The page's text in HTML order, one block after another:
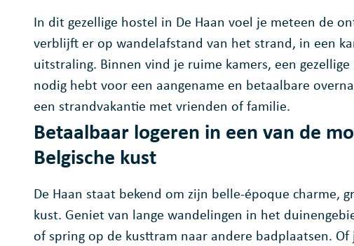
In dit gezellige hostel in De Haan voel je meteen de
verblijft er op wandelafstand van het strand, in een
uitstraling. Binnen vind je ruime kamers, een
nodig hebt voor een aangename en betaalbare
een strandvakantie met vrienden of familie.
Betaalbaar logeren in een van de
Belgische kust
De Haan staat bekend om zijn belle-époque charme,
kust. Geniet van lange wandelingen in het
of spring op de kusttram naar andere badplaatsen.